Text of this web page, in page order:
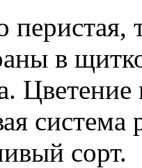
перистая,
в
система
сорт.